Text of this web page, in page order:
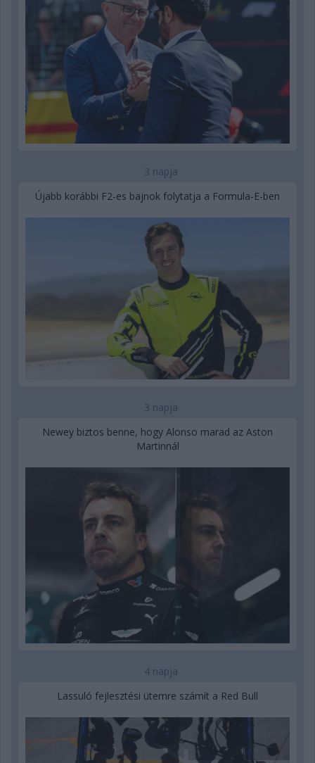
3 napja
Újabb korábbi F2-es bajnok folytatja a Formula-E-ben
3 napja
Newey biztos benne, hogy Alonso marad az Aston
Martinnál
4 napja
Lassuló fejlesztési ütemre számít a Red Bull